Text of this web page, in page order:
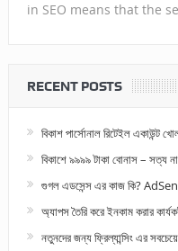
in SEO means that the
RECENT POSTS
বিকাশ পার্সোনাল রিটেইল একাউন্ট
বিকাশে ৯৯৯৯ টাকা বোনাস – সত্য
গুগল এডসেন্স এর কাজ কি?
অ্যাপস তৈরি করে ইনকাম করার
নতুনদের জন্য ফ্রিল্যান্সিং এর